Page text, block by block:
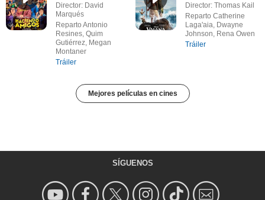
Director: David
Marqués
Reparto Antonio
Resines, Quim
Gutiérrez, Megan
Montaner
Tráiler
Director: Thomas Kail
Reparto Catherine
Laga'aia, Dwayne
Johnson, Rena Owen
Tráiler
Mejores películas en cines
SÍGUENOS